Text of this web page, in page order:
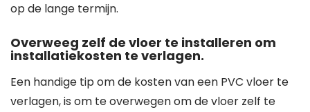
op de lange termijn.
Overweeg zelf de vloer te installeren om
installatiekosten te verlagen.
Een handige tip om de kosten van een PVC vloer te
verlagen, is om te overwegen om de vloer zelf te